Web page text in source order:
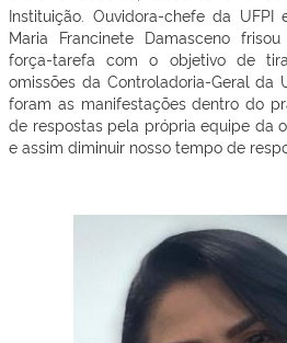
Instituição. Ouvidora-chefe da UFPI
Maria Francinete Damasceno
força-tarefa com o objetivo de
omissões da Controladoria-Geral da
foram as manifestações dentro do
de respostas pela própria equipe da
e assim diminuir nosso tempo de